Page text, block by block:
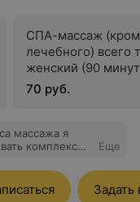
СПА-массаж
лечебного) всего
женский (90
70 руб.
массажа я
комплекс
Еще
Задать